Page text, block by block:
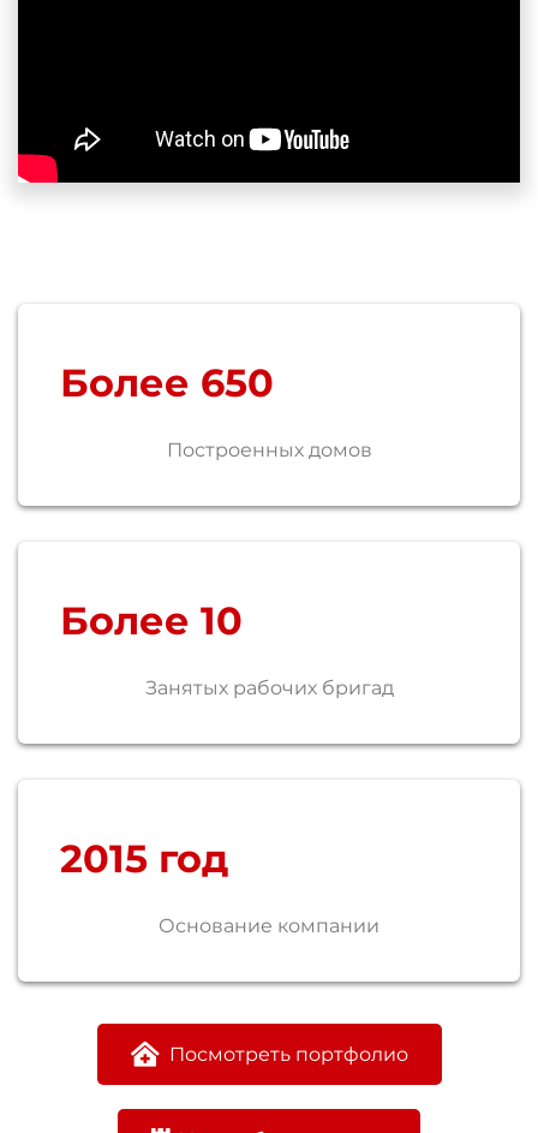
Более 650
Построенных домов
Более 10
Занятых рабочих бригад
2015 год
Основание компании
Посмотреть портфолио